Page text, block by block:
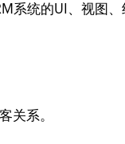
统的UI、视图
关系。